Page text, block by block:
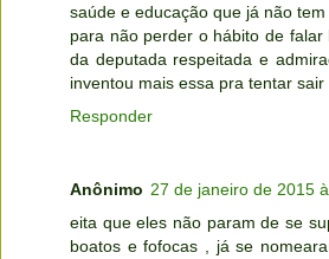
saúde e educação que já não
para não perder o hábito de
da deputada respeitada e
inventou mais essa pra tentar
Responder
Anônimo 27 de janeiro de 2015
eita que eles não param de se
boatos e fofocas , já se